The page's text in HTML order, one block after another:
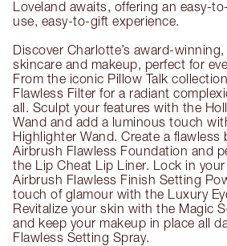
Loveland awaits, offering an easy-
use, easy-to-gift experience.
Discover Charlotte’s award-
skincare and makeup, perfect for
From the iconic Pillow Talk
Flawless Filter for a radiant
all. Sculpt your features with the
Wand and add a luminous touch
Highlighter Wand. Create a flawless
Airbrush Flawless Foundation and
the Lip Cheat Lip Liner. Lock in
Airbrush Flawless Finish Setting
touch of glamour with the Luxury
Revitalize your skin with the Magic
and keep your makeup in place all
Flawless Setting Spray.